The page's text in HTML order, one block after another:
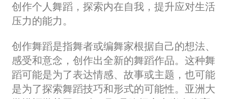
创作个人舞蹈，探索内在自我，提升应对生活
压力的能力。
创作舞蹈是指舞者或编舞家根据自己的想法、
感受和意念，创作出全新的舞蹈作品。这种舞
蹈可能是为了表达情感、故事或主题，也可能
是为了探索舞蹈技巧和形式的可能性。亚洲大